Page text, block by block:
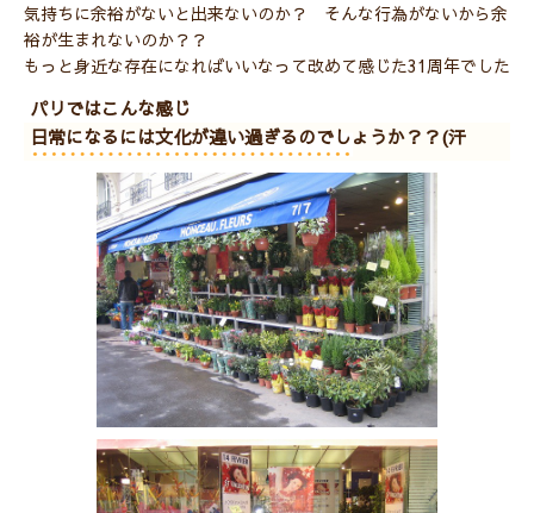
気持ちに余裕がないと出来ないのか？ そんな行為がないから余
裕が生まれないのか？？
もっと身近な存在になればいいなって改めて感じた31周年でした
パリではこんな感じ
日常になるには文化が違い過ぎるのでしょうか？？(汗